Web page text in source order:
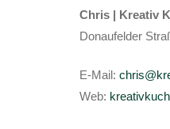
Chris | Kreativ
Donaufelder
E-Mail:
Web: